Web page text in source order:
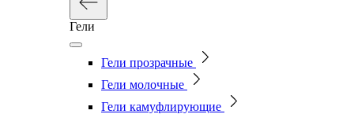
Гели
Гели прозрачные
Гели молочные
Гели камуфлирующие